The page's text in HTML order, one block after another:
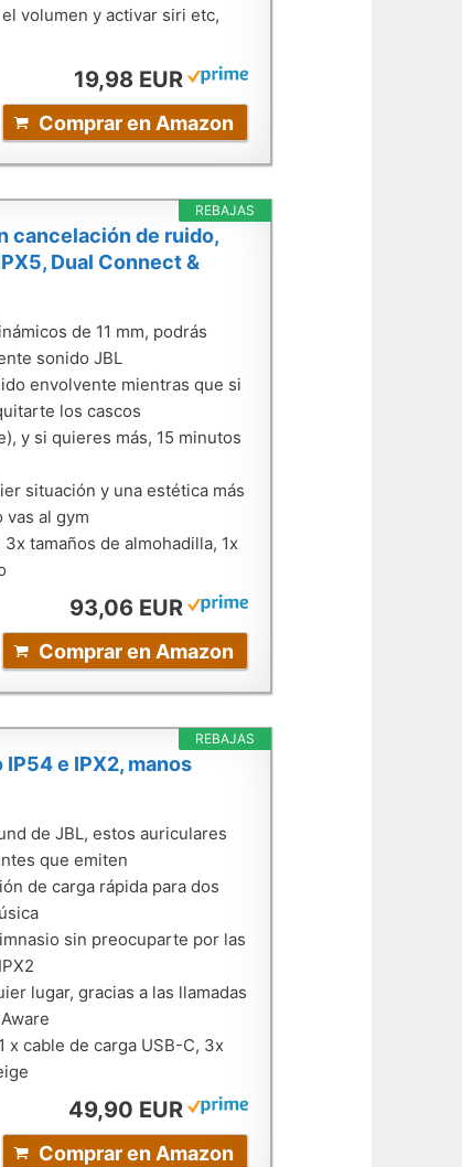
volumen y activar siri etc,
19,98 EUR
Comprar en Amazon
REBAJAS
cancelación de ruido,
Dual Connect &
de 11 mm, podrás
sonido JBL
envolvente mientras que si
los cascos
y si quieres más, 15 minutos
situación y una estética más
al gym
tamaños de almohadilla, 1x
93,06 EUR
Comprar en Amazon
REBAJAS
e IPX2, manos
de JBL, estos auriculares
que emiten
de carga rápida para dos
sin preocuparte por las
lugar, gracias a las llamadas
x cable de carga USB-C, 3x
49,90 EUR
Comprar en Amazon